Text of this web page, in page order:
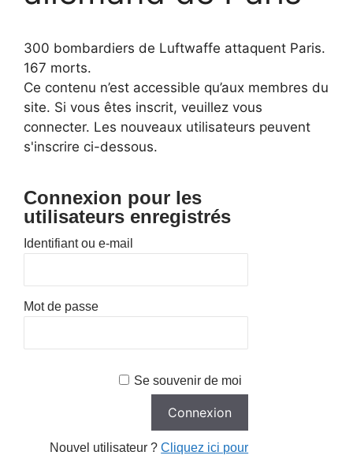
300 bombardiers de Luftwaffe attaquent Paris.
167 morts.
Ce contenu n’est accessible qu’aux membres du
site. Si vous êtes inscrit, veuillez vous
connecter. Les nouveaux utilisateurs peuvent
s'inscrire ci-dessous.
Connexion pour les
utilisateurs enregistrés
Identifiant ou e-mail
Mot de passe
Se souvenir de moi
Nouvel utilisateur ?Cliquez ici pour